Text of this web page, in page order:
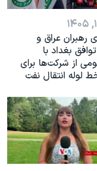
رهبران عراق و
بغداد با
از شرکت‌ها برای
لوله انتقال نفت